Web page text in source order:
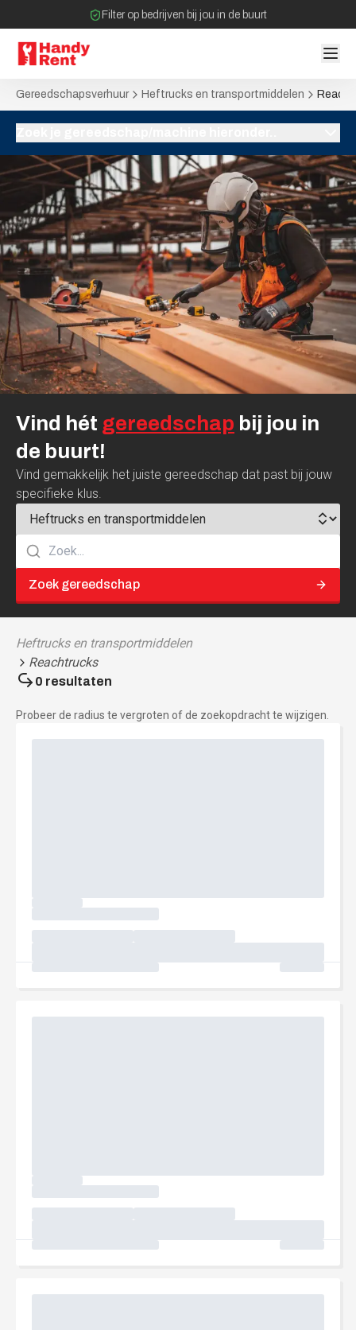
Filter op bedrijven bij jou in de buurt
Geen tussenpartijen bij verhuurovereenkomst
Gereedschapsverhuur Heftrucks en transportmiddelen
Vind hét gereedschap bij jou in
de buurt!
Vind gemakkelijk het juiste gereedschap dat past bij jouw
specifieke klus.
Zoek gereedschap
Heftrucks en transportmiddelen
Reachtrucks
Probeer de radius te vergroten of de zoekopdracht te wijzigen.